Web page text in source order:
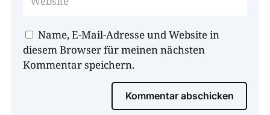
Name, E-Mail-Adresse und Website in
diesem Browser für meinen nächsten
Kommentar speichern.
Kommentar abschicken